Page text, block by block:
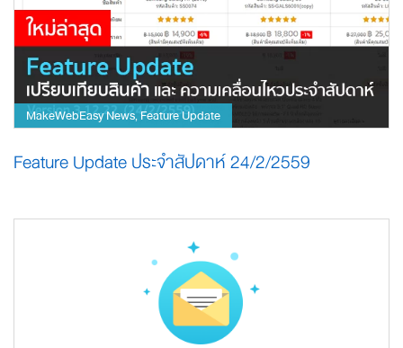
MakeWebEasy News, Feature Update
Feature Update ประจำสัปดาห์ 24/2/2559